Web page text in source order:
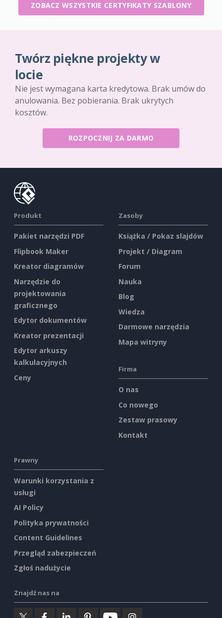
ZOBACZ WSZYSTKIE CERTYFIKATY SZABLONY
Twórz piękne projekty w
locie
Nie jest wymagana karta kredytowa. Brak umów do
anulowania. Bez pobierania. Brak ukrytych
kosztów.
ROZPOCZNIJ ZA DARMO
Produkt
Pakiet narzędzi PDF
Flipbook Maker
Kreator diagramów
Narzędzie do
projektowania
graficznego
Edytor dokumentów
Kreator prezentacji
Edytor arkuszy
kalkulacyjnych
Ceny
Zasoby
Książka / Pokaz slajdów
Projekt / Diagram
Forum
Nauka
Blog
Wiedza
Darmowe narzędzia
Mapa witryny
Firma
O nas
Co nowego
Zestaw prasowy
Kontakt
Prawny
Warunki korzystania z
usługi
AI Policy
Polityka prywatności
Content Guidelines
Przegląd zabezpieczeń
Zgłoś nadużycie
Znajdź nas na